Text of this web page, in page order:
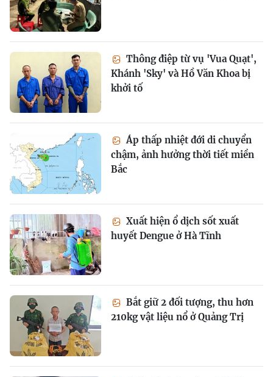
Thông điệp từ vụ 'Vua Quạt',
Khánh 'Sky' và Hồ Văn Khoa bị
khởi tố
Áp thấp nhiệt đới di chuyển
chậm, ảnh hưởng thời tiết miền
Bắc
Xuất hiện ổ dịch sốt xuất
huyết Dengue ở Hà Tĩnh
Bắt giữ 2 đối tượng, thu hơn
210kg vật liệu nổ ở Quảng Trị